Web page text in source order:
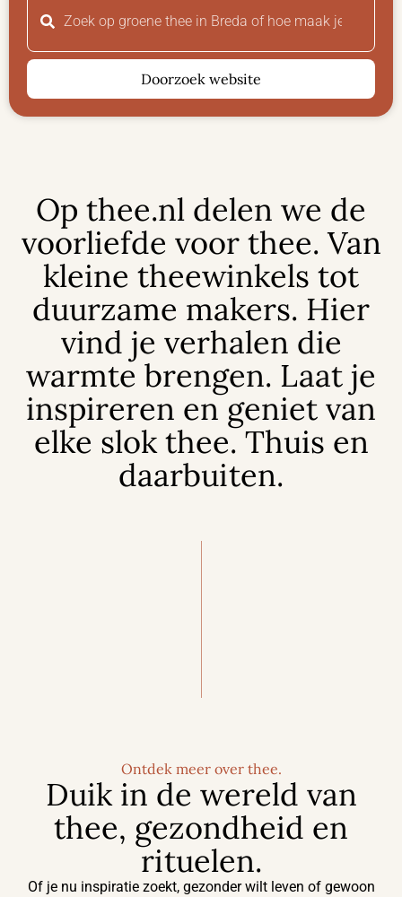
Doorzoek website
Op thee.nl delen we de
voorliefde voor thee. Van
kleine theewinkels tot
duurzame makers. Hier
vind je verhalen die
warmte brengen. Laat je
inspireren en geniet van
elke slok thee. Thuis en
daarbuiten.
Ontdek meer over thee.
Duik in de wereld van
thee, gezondheid en
rituelen.
Of je nu inspiratie zoekt, gezonder wilt leven of gewoon